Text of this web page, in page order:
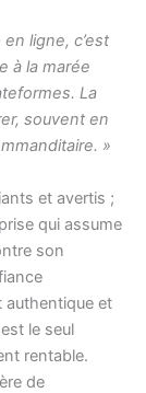
ligne, c’est
à la marée
La
souvent en
»
et avertis ;
qui assume
son
authentique et
le seul
rentable.
de